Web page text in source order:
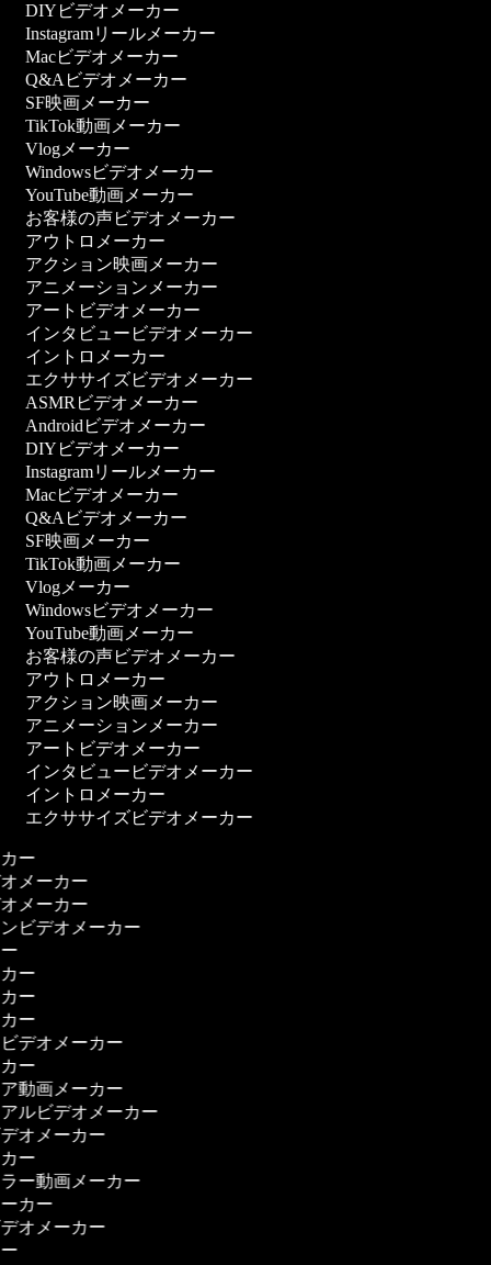
DIYビデオメーカー
Instagramリールメーカー
Macビデオメーカー
Q&Aビデオメーカー
SF映画メーカー
TikTok動画メーカー
Vlogメーカー
Windowsビデオメーカー
YouTube動画メーカー
お客様の声ビデオメーカー
アウトロメーカー
アクション映画メーカー
アニメーションメーカー
アートビデオメーカー
インタビュービデオメーカー
イントロメーカー
エクササイズビデオメーカー
ASMRビデオメーカー
Androidビデオメーカー
DIYビデオメーカー
Instagramリールメーカー
Macビデオメーカー
Q&Aビデオメーカー
SF映画メーカー
TikTok動画メーカー
Vlogメーカー
Windowsビデオメーカー
YouTube動画メーカー
お客様の声ビデオメーカー
アウトロメーカー
アクション映画メーカー
アニメーションメーカー
アートビデオメーカー
インタビュービデオメーカー
イントロメーカー
エクササイズビデオメーカー
ー
メーカー
メーカー
ビデオメーカー
ー
ー
ー
デオメーカー
ー
動画メーカー
ルビデオメーカー
オメーカー
ー
ー動画メーカー
カー
オメーカー